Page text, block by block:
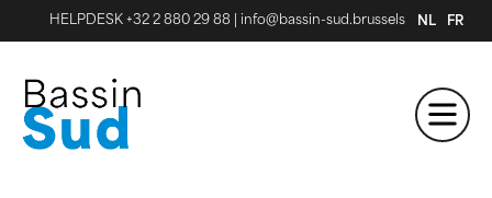
HELPDESK +32 2 880 29 88 info@bassin-sud.brussels NL FR